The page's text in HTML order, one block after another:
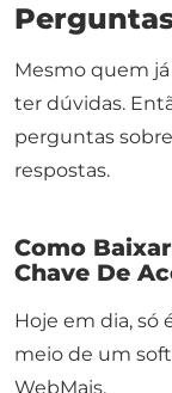
Mesmo quem
ter dúvidas.
perguntas
respostas.
Como
Chave De
Hoje em dia, só
meio de um
WebMais.